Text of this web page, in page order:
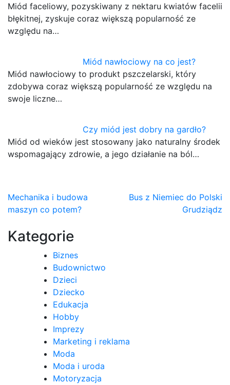
Miód faceliowy, pozyskiwany z nektaru kwiatów facelii
błękitnej, zyskuje coraz większą popularność ze
względu na…
Miód nawłociowy na co jest?
Miód nawłociowy to produkt pszczelarski, który
zdobywa coraz większą popularność ze względu na
swoje liczne…
Czy miód jest dobry na gardło?
Miód od wieków jest stosowany jako naturalny środek
wspomagający zdrowie, a jego działanie na ból…
Nawigacja
wpisu
Mechanika i budowa
maszyn co potem?
Bus z Niemiec do Polski
Grudziądz
Kategorie
Biznes
Budownictwo
Dzieci
Dziecko
Edukacja
Hobby
Imprezy
Marketing i reklama
Moda
Moda i uroda
Motoryzacja